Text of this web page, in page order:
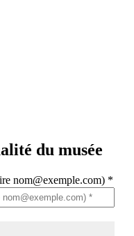
du musée
nom@exemple.com) *